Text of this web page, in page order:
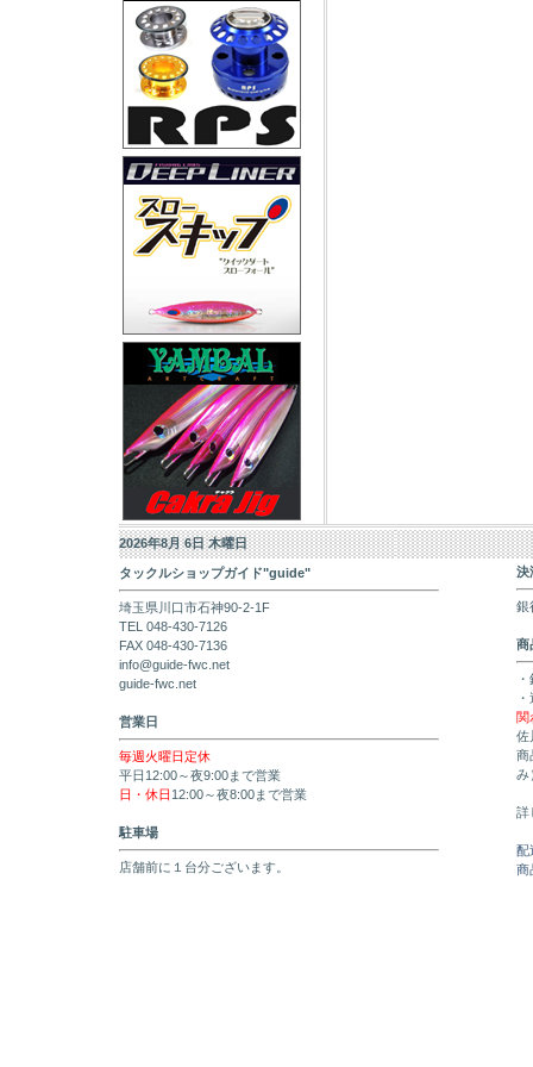
2026年8月 6日 木曜日
タックルショップガイド"guide"
埼玉県川口市石神90-2-1F
TEL 048-430-7126
FAX 048-430-7136
info@guide-fwc.net
guide-fwc.net
営業日
毎週火曜日定休
平日12:00～夜9:00まで営業
日・休日 12:00～夜8:00まで営業
駐車場
店舗前に１台分ございます。
決
銀
商
関
佐
商
み
詳
配
商